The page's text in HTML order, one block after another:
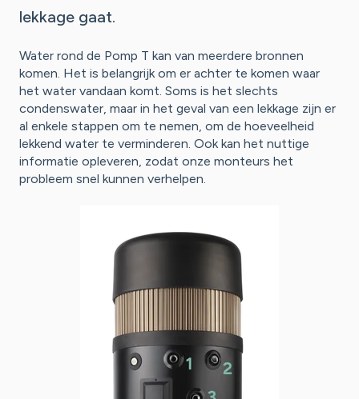
lekkage gaat.
Water rond de Pomp T kan van meerdere bronnen
komen. Het is belangrijk om er achter te komen waar
het water vandaan komt. Soms is het slechts
condenswater, maar in het geval van een lekkage zijn er
al enkele stappen om te nemen, om de hoeveelheid
lekkend water te verminderen. Ook kan het nuttige
informatie opleveren, zodat onze monteurs het
probleem snel kunnen verhelpen.